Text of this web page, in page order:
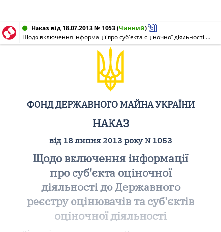
Наказ від 18.07.2013 № 1053(Чинний)
Щодо включення інформації про суб'єкта оціночної діяльності до Державного реєстру оцінювачів та суб'єктів оціночної діяльності
ФОНД ДЕРЖАВНОГО МАЙНА УКРАЇНИ
НАКАЗ
від 18 липня 2013 року N 1053
Щодо включення інформації
про суб'єкта оціночної
діяльності до Державного
реєстру оцінювачів та суб'єктів
оціночної діяльності